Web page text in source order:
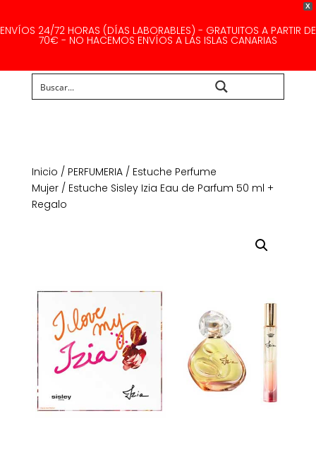
X
ENVÍOS 24/72 HORAS (DÍAS LABORABLES) - GRATUITOS A PARTIR DE
70€ - NO HACEMOS ENVÍOS A LAS ISLAS CANARIAS
Inicio / PERFUMERIA/ Estuche Perfume
Mujer/ Estuche Sisley Izia Eau de Parfum 50 ml +
Regalo